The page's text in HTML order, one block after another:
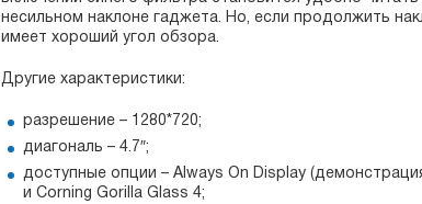
несильном наклоне гаджета. Но, если продолжить
имеет хороший угол обзора.
Другие характеристики:
разрешение – 1280*720;
диагональ – 4.7″;
доступные опции – Always On Display
и Corning Gorilla Glass 4;